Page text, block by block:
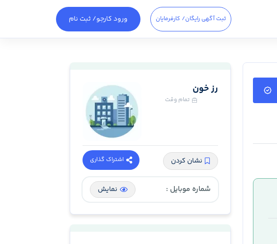
ثبت آگهی رایگان/ کارفرمایان ورود کارجو/ ثبت نام
رز خون
تمام وقت
نشان کردن اشتراک گذاری
شماره موبایل : نمایش